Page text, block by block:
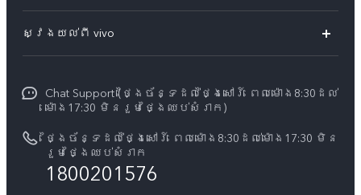
V60 5G
V50 Lite
បណ្តាហាងលក់
គ្រប់ម៉ូឌែល
Funtouch OS
ការផ្ទៀងផ្ទាត់ IMEI
ពិនិត្យតម្លៃគ្រឿងបន្លាស់
សេវាកម្មជួសជុលដោយដឹកយកទៅជូន
ស្វែងយល់ពី vivo
ព័ត៌មាន
អាជីពនៅ vivo
សេចក្តីជូនដំណឹងផ្លូវច្បាប់
Chat Support (ថ្ងៃច័ន្ទដល់ថ្ងៃសៅរ៍ ពេលម៉ោង8:30ដល់
ម៉ោង17:30 មិនរួមថ្ងៃឈប់សំរាក)
ថ្ងៃច័ន្ទដល់ថ្ងៃសៅរ៍ ពេលម៉ោង8:30ដល់ម៉ោង17:30 មិន
រួមថ្ងៃឈប់សំរាក
1800201576